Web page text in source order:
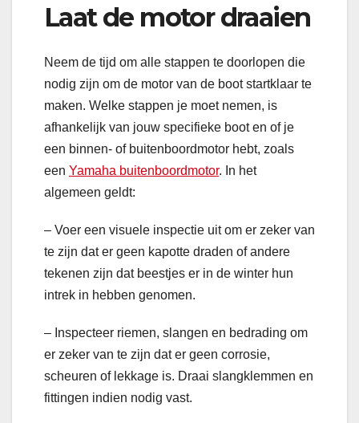
Laat de motor draaien
Neem de tijd om alle stappen te doorlopen die
nodig zijn om de motor van de boot startklaar te
maken. Welke stappen je moet nemen, is
afhankelijk van jouw specifieke boot en of je
een binnen- of buitenboordmotor hebt, zoals
een Yamaha buitenboordmotor. In het
algemeen geldt:
– Voer een visuele inspectie uit om er zeker van
te zijn dat er geen kapotte draden of andere
tekenen zijn dat beestjes er in de winter hun
intrek in hebben genomen.
– Inspecteer riemen, slangen en bedrading om
er zeker van te zijn dat er geen corrosie,
scheuren of lekkage is. Draai slangklemmen en
fittingen indien nodig vast.